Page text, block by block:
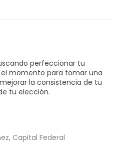
perfeccionar tu
momento para tomar una
la consistencia de tu
tu elección.
Capital Federal